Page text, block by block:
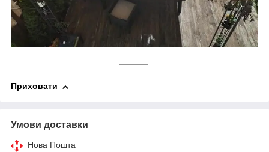
Приховати
Умови доставки
Нова Пошта